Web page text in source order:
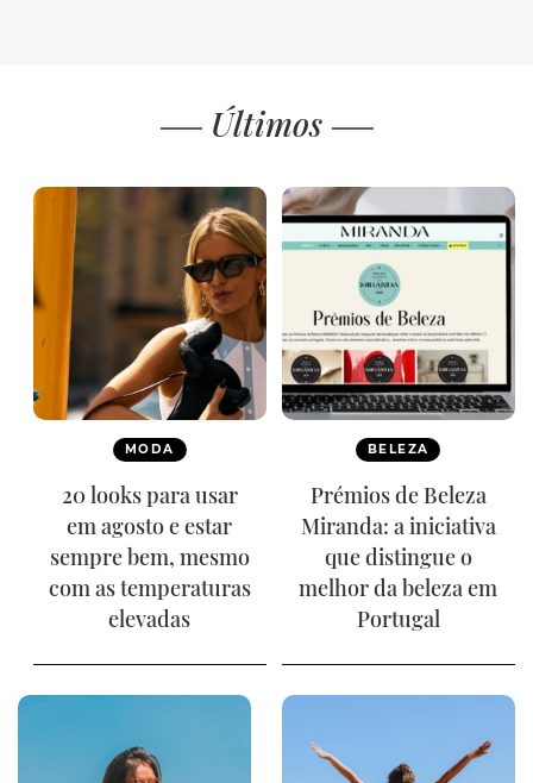
Últimos
MODA
20 looks para usar
em agosto e estar
sempre bem, mesmo
com as temperaturas
elevadas
BELEZA
Prémios de Beleza
Miranda: a iniciativa
que distingue o
melhor da beleza em
Portugal